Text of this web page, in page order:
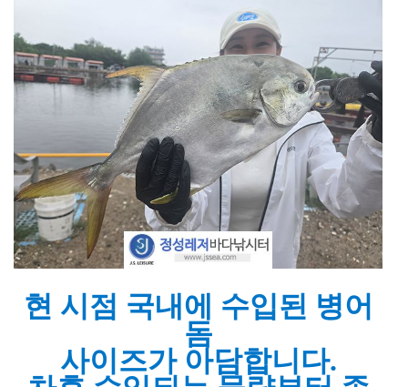
현 시점 국내에 수입된 병어
돔
사이즈가 아담합니다.